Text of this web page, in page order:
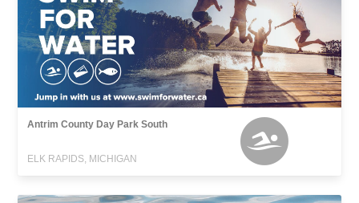
Antrim County Day Park South
ELK RAPIDS, MICHIGAN